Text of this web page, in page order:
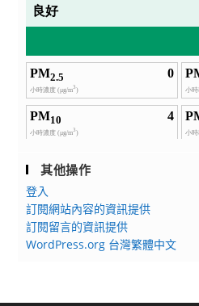
其他操作
登入
訂閱網站內容的資訊提供
訂閱留言的資訊提供
WordPress.org 台灣繁體中文